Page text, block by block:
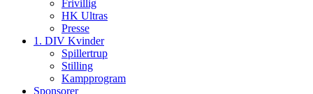
Frivillig
HK Ultras
Presse
1. DIV Kvinder
Spillertrup
Stilling
Kampprogram
Sponsorer